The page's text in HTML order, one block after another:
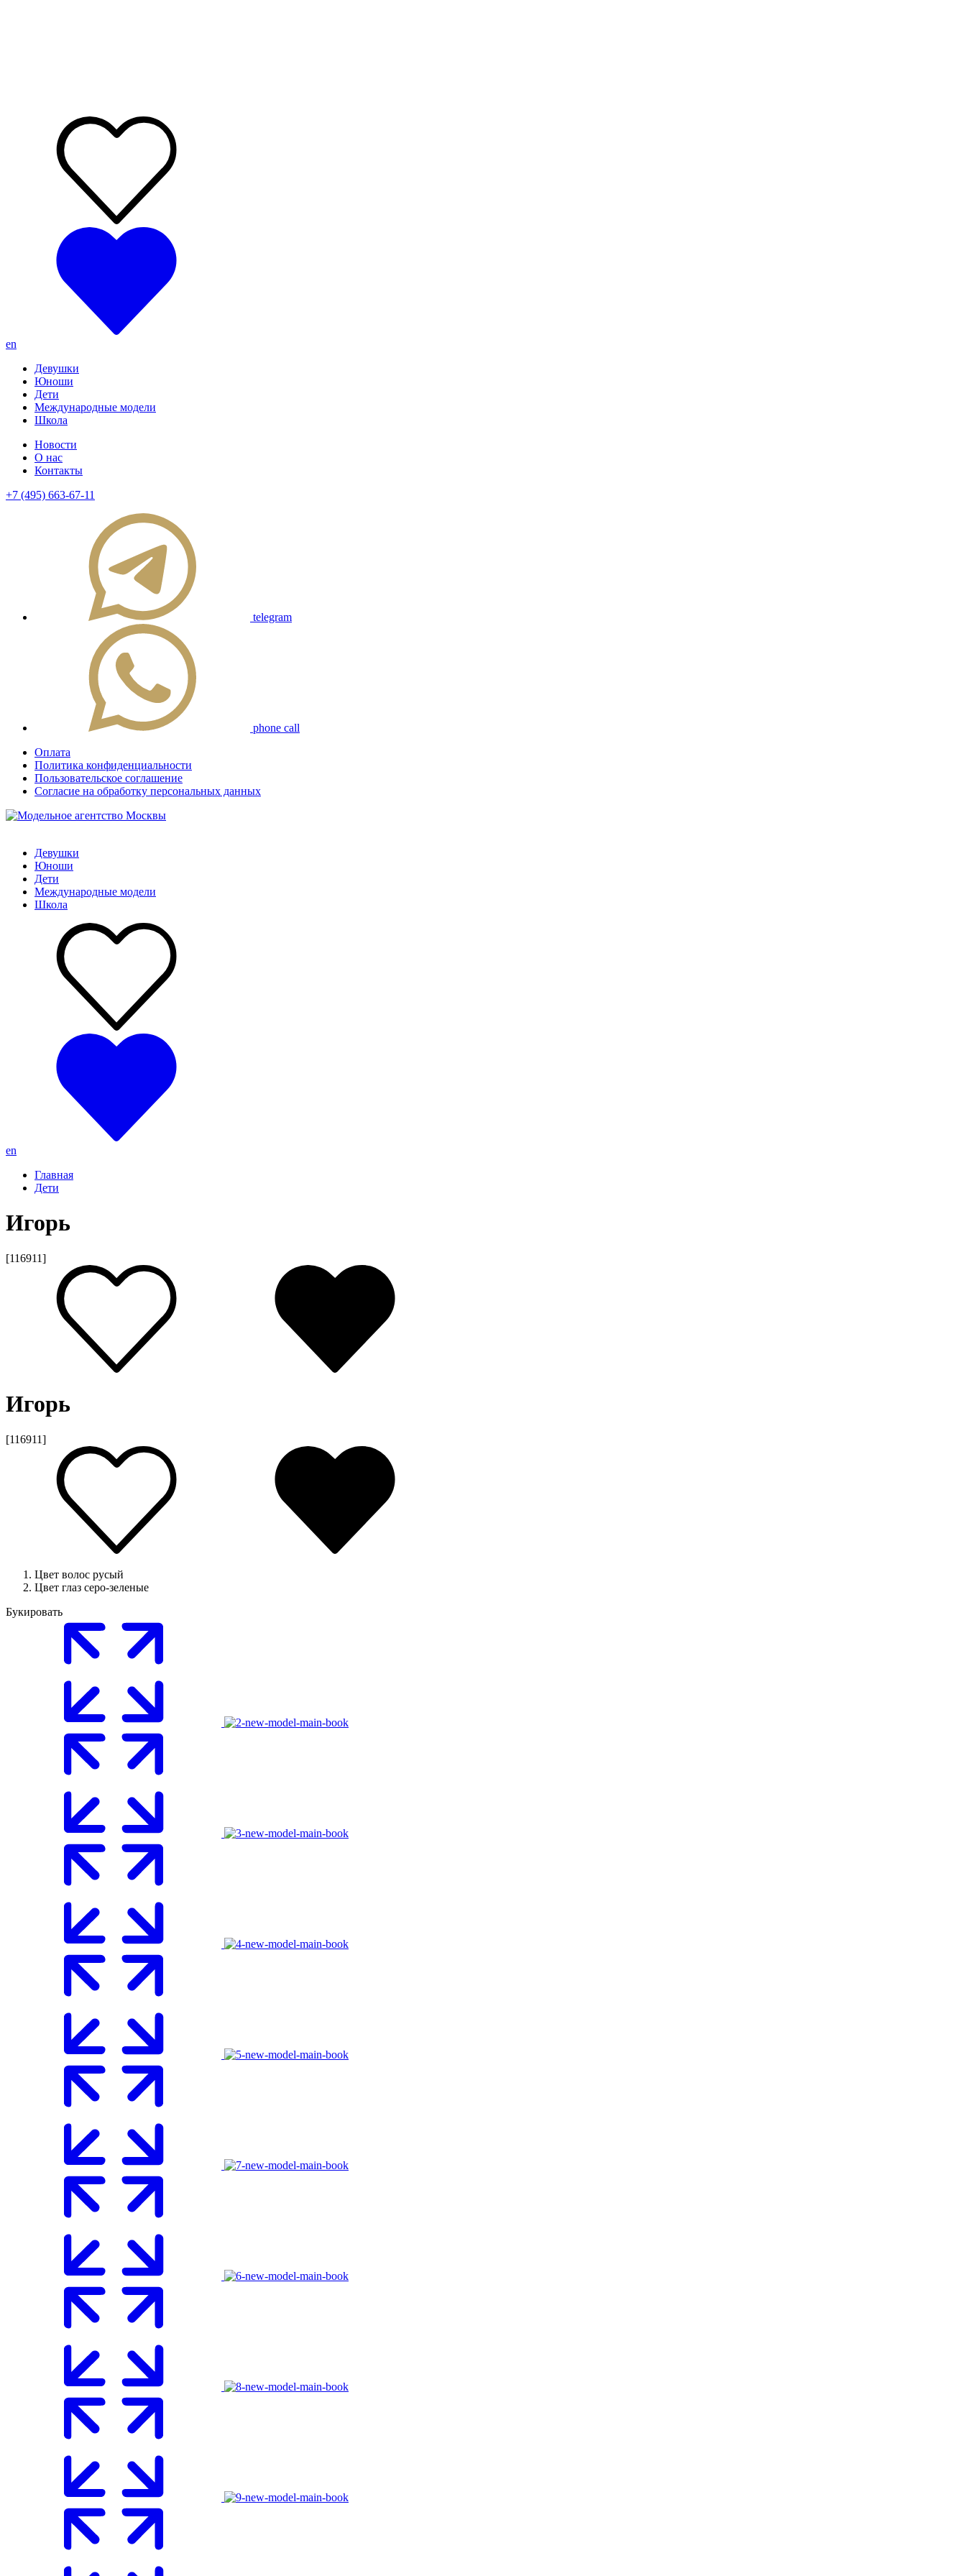
en
Девушки
Юноши
Дети
Международные модели
Школа
Новости
О нас
Контакты
+7 (495) 663-67-11
telegram
phone call
Оплата
Политика конфиденциальности
Пользовательское соглашение
Согласие на обработку персональных данных
Девушки
Юноши
Дети
Международные модели
Школа
en
Главная
Дети
Игорь
[116911]
Игорь
[116911]
Цвет волос русый
Цвет глаз серо-зеленые
Букировать